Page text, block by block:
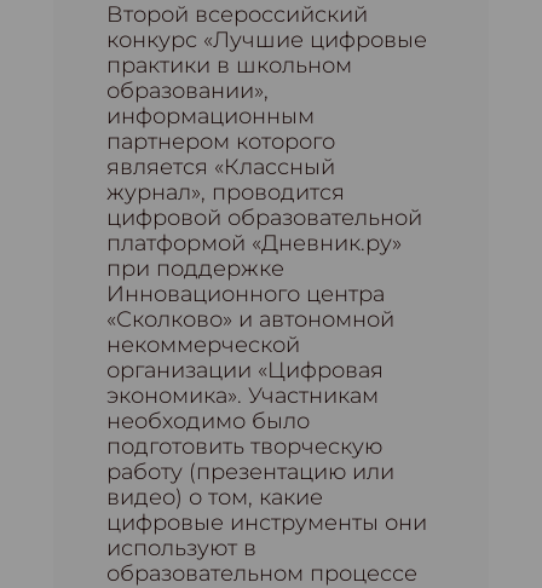
Второй всероссийский
конкурс «Лучшие цифровые
практики в школьном
образовании»,
информационным
партнером которого
является «Классный
журнал», проводится
цифровой образовательной
платформой «Дневник.ру»
при поддержке
Инновационного центра
«Сколково» и автономной
некоммерческой
организации «Цифровая
экономика». Участникам
необходимо было
подготовить творческую
работу (презентацию или
видео) о том, какие
цифровые инструменты они
используют в
образовательном процессе